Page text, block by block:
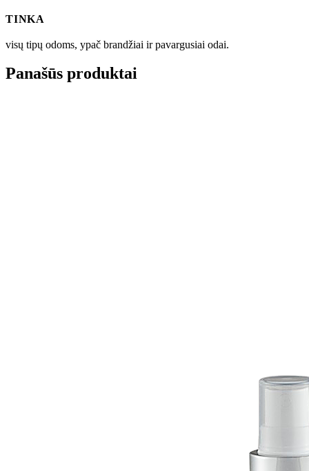
TINKA
visų tipų odoms, ypač brandžiai ir pavargusiai odai.
Panašūs produktai